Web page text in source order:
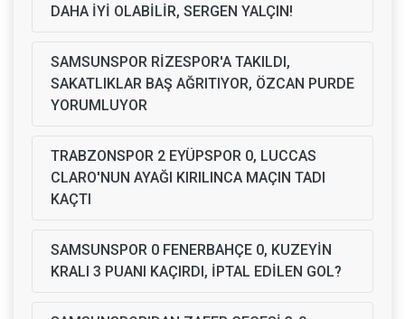
DAHA İYİ OLABİLİR, SERGEN YALÇIN!
SAMSUNSPOR RİZESPOR'A TAKILDI,
SAKATLIKLAR BAŞ AĞRITIYOR, ÖZCAN PURDE
YORUMLUYOR
TRABZONSPOR 2 EYÜPSPOR 0, LUCCAS
CLARO'NUN AYAĞI KIRILINCA MAÇIN TADI
KAÇTI
SAMSUNSPOR 0 FENERBAHÇE 0, KUZEYİN
KRALI 3 PUANI KAÇIRDI, İPTAL EDİLEN GOL?